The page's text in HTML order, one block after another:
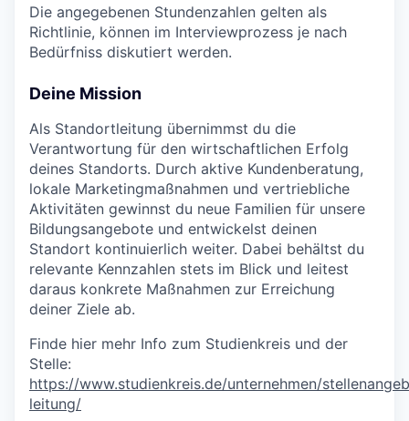
Die angegebenen Stundenzahlen gelten als
Richtlinie, können im Interviewprozess je nach
Bedürfniss diskutiert werden.
Deine Mission
Als Standortleitung übernimmst du die
Verantwortung für den wirtschaftlichen Erfolg
deines Standorts. Durch aktive Kundenberatung,
lokale Marketingmaßnahmen und vertriebliche
Aktivitäten gewinnst du neue Familien für unsere
Bildungsangebote und entwickelst deinen
Standort kontinuierlich weiter. Dabei behältst du
relevante Kennzahlen stets im Blick und leitest
daraus konkrete Maßnahmen zur Erreichung
deiner Ziele ab.
Finde hier mehr Info zum Studienkreis und der
Stelle:
https://www.studienkreis.de/unternehmen/
leitung/